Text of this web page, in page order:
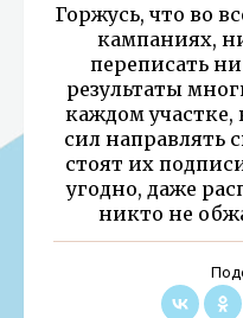
Горжусь, что во
кампаниях,
переписать
результаты
каждом участке,
сил направлять
стоят их
угодно, даже
никто не